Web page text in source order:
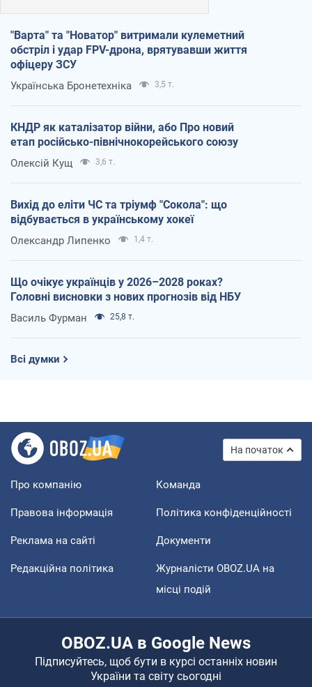
"Варта" та "Новатор" витримали кулеметний
обстріл і удар FPV-дрона, врятувавши життя
офіцеру ЗСУ
Українська Бронетехніка 3,5 т.
КНДР як каталізатор війни, або Про новий
етап російсько-північнокорейського союзу
Олексій Кущ 3,6 т.
Вихід до еліти ЧС та тріумф "Сокола": що
відбувається в українському хокеї
Олександр Липенко 1,4 т.
Що очікує українців у 2026–2028 роках?
Головні висновки з нових прогнозів від НБУ
Василь Фурман 25,8 т.
Всі думки
На початок
Про компанію Команда
Правова інформація Політика конфіденційності
Реклама на сайті Документи
Редакційна політика
Журналісти OBOZ.UA на
місці подій
OBOZ.UA в Google News
Підписуйтесь, щоб бути в курсі останніх новин
України та світу сьогодні